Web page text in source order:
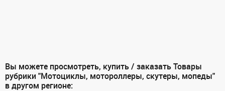
Вы можете просмотреть, купить / заказать Товары
рубрики "Мотоциклы, мотороллеры, скутеры, мопеды"
в другом регионе: